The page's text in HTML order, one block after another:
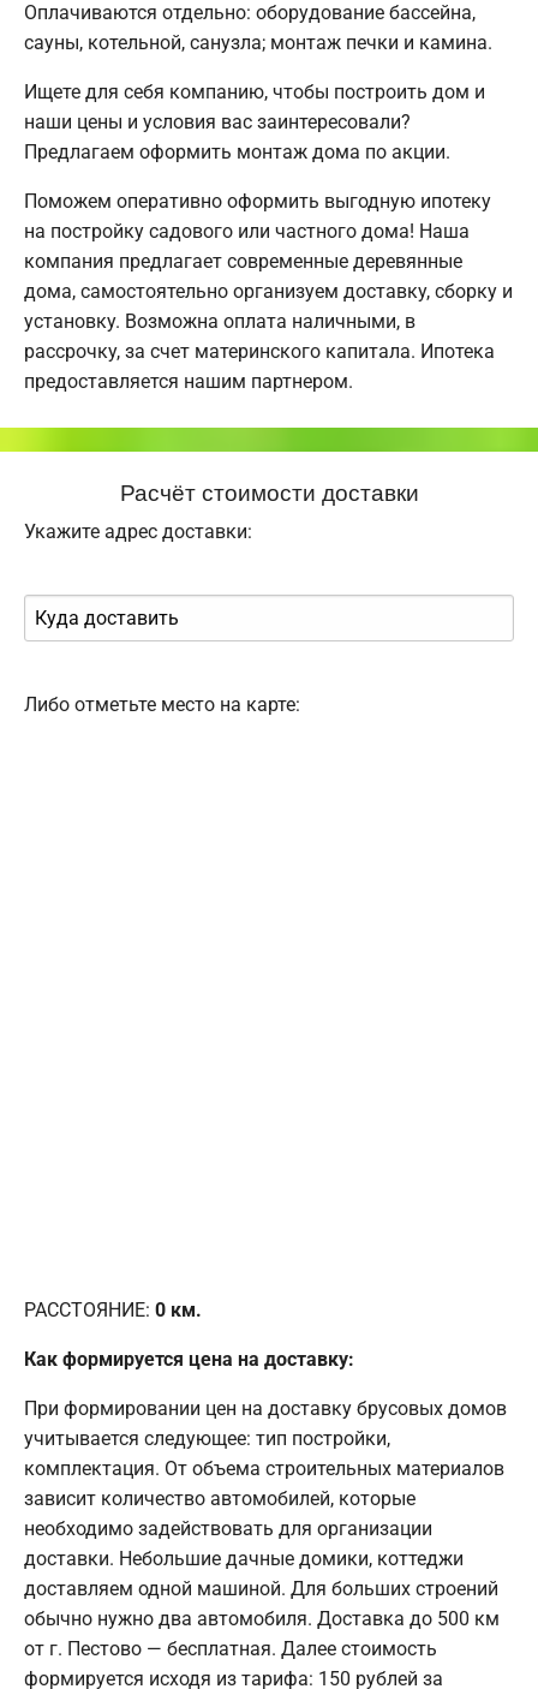
Оплачиваются отдельно: оборудование бассейна,
сауны, котельной, санузла; монтаж печки и камина.
Ищете для себя компанию, чтобы построить дом и
наши цены и условия вас заинтересовали?
Предлагаем оформить монтаж дома по акции.
Поможем оперативно оформить выгодную ипотеку
на постройку садового или частного дома! Наша
компания предлагает современные деревянные
дома, самостоятельно организуем доставку, сборку и
установку. Возможна оплата наличными, в
рассрочку, за счет материнского капитала. Ипотека
предоставляется нашим партнером.
Расчёт стоимости доставки
Укажите адрес доставки:
Либо отметьте место на карте:
РАССТОЯНИЕ: 0 км.
Как формируется цена на доставку:
При формировании цен на доставку брусовых домов
учитывается следующее: тип постройки,
комплектация. От объема строительных материалов
зависит количество автомобилей, которые
необходимо задействовать для организации
доставки. Небольшие дачные домики, коттеджи
доставляем одной машиной. Для больших строений
обычно нужно два автомобиля. Доставка до 500 км
от г. Пестово — бесплатная. Далее стоимость
формируется исходя из тарифа: 150 рублей за